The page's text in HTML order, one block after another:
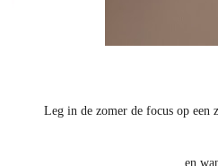
Leg in de zomer de focus op een
en